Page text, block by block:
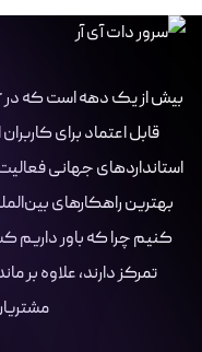
قابل اعتماد برای
استانداردهای جهانی
بهترین راهکارهای
کنیم چرا که باور داریم
تمرکز دارند، علاوه بر